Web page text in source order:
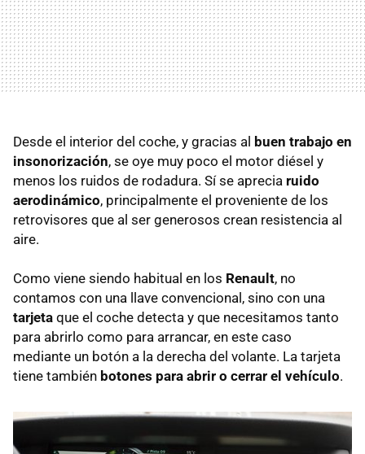
Desde el interior del coche, y gracias al buen trabajo en
insonorización, se oye muy poco el motor diésel y
menos los ruidos de rodadura. Sí se aprecia ruido
aerodinámico, principalmente el proveniente de los
retrovisores que al ser generosos crean resistencia al
aire.
Como viene siendo habitual en los Renault, no
contamos con una llave convencional, sino con una
tarjeta que el coche detecta y que necesitamos tanto
para abrirlo como para arrancar, en este caso
mediante un botón a la derecha del volante. La tarjeta
tiene también botones para abrir o cerrar el vehículo.